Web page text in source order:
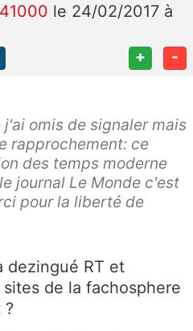
le 24/02/2017 à
+ -
omis de signaler mais
rapprochement: ce
des temps moderne
journal Le Monde c'est
pour la liberté de
dezingué RT et
de la fachosphere
?